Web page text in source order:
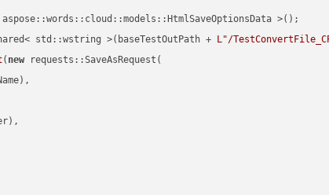
>();
std::wstring >(baseTestOutPath + L"/
( new requests::SaveAsRequest(